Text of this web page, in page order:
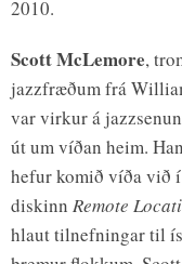
2010.
Scott McLemore,
jazzfræðum frá
var virkur á
út um víðan heim.
hefur komið víða við
diskinn Remote
hlaut tilnefningar til